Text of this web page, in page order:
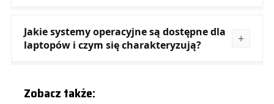
Jakie systemy operacyjne są dostępne dla
laptopów i czym się charakteryzują?
Zobacz także: